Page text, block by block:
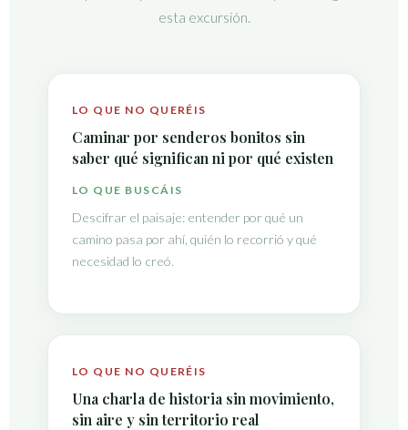
esta excursión.
LO QUE NO QUERÉIS
Caminar por senderos bonitos sin
saber qué significan ni por qué existen
LO QUE BUSCÁIS
Descifrar el paisaje: entender por qué un
camino pasa por ahí, quién lo recorrió y qué
necesidad lo creó.
LO QUE NO QUERÉIS
Una charla de historia sin movimiento,
sin aire y sin territorio real